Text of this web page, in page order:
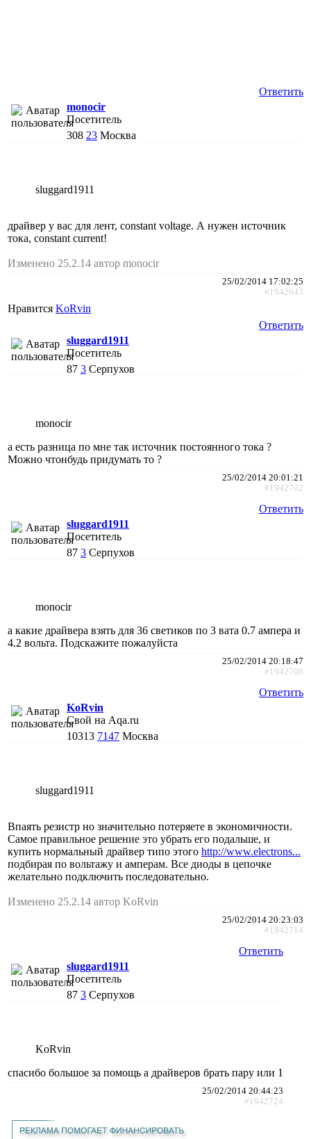
Ответить
monocir
Посетитель
308 23 Москва
sluggard1911
драйвер у вас для лент, constant voltage. А нужен источник
тока, constant current!
Изменено 25.2.14 автор monocir
25/02/2014 17:02:25
#1942643
Нравится KoRvin
Ответить
sluggard1911
Посетитель
87 3 Серпухов
monocir
а есть разница по мне так источник постоянного тока ?
Можно чтонбудь придумать то ?
25/02/2014 20:01:21
#1942702
Ответить
sluggard1911
Посетитель
87 3 Серпухов
monocir
а какие драйвера взять для 36 светиков по 3 вата 0.7 ампера и
4.2 вольта. Подскажите пожалуйста
25/02/2014 20:18:47
#1942708
Ответить
KoRvin
Свой на Aqa.ru
10313 7147 Москва
sluggard1911
Впаять резистр но значительно потеряете в экономичности.
Самое правильное решение это убрать его подальше, и
купить нормальный драйвер типо этого http://www.electrons...
подбирая по вольтажу и амперам. Все диоды в цепочке
желательно подключить последовательно.
Изменено 25.2.14 автор KoRvin
25/02/2014 20:23:03
#1942714
Ответить
sluggard1911
Посетитель
87 3 Серпухов
KoRvin
спасибо большое за помощь а драйверов брать пару или 1
25/02/2014 20:44:23
#1942724